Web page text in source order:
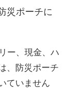
災ポーチに
ー、現金、ハ
、防災ポーチ
ていません